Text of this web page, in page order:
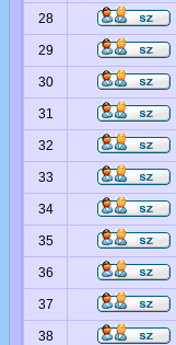
28
29
30
31
32
33
34
35
36
37
38